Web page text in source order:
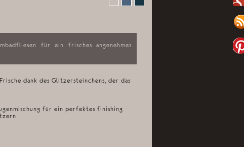
für ein frisches angenehmes
dank des Glitzersteinchens, der das
für ein perfektes finishing